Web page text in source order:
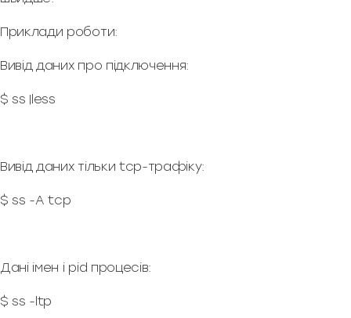
Приклади роботи:
Вивід даних про підключення:
$ ss |less
Вивід даних тільки tcp-трафіку:
$ ss -A tcp
Дані імен і pid процесів:
$ ss -ltp